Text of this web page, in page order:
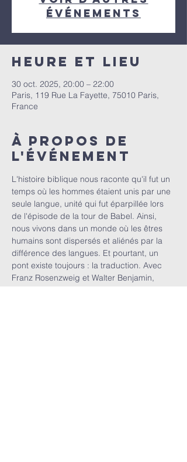
événements
Heure et lieu
30 oct. 2025, 20:00 – 22:00
Paris, 119 Rue La Fayette, 75010 Paris,
France
À propos de
l'événement
L'histoire biblique nous raconte qu'il fut un
temps où les hommes étaient unis par une
seule langue, unité qui fut éparpillée lors
de l'épisode de la tour de Babel. Ainsi,
nous vivons dans un monde où les êtres
humains sont dispersés et aliénés par la
différence des langues. Et pourtant, un
pont existe toujours : la traduction. Avec
Franz Rosenzweig et Walter Benjamin,